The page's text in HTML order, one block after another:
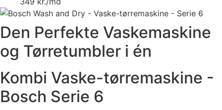
Den Perfekte Vaskemaskine
og Tørretumbler i én
Kombi Vaske-tørremaskine -
Bosch Serie 6